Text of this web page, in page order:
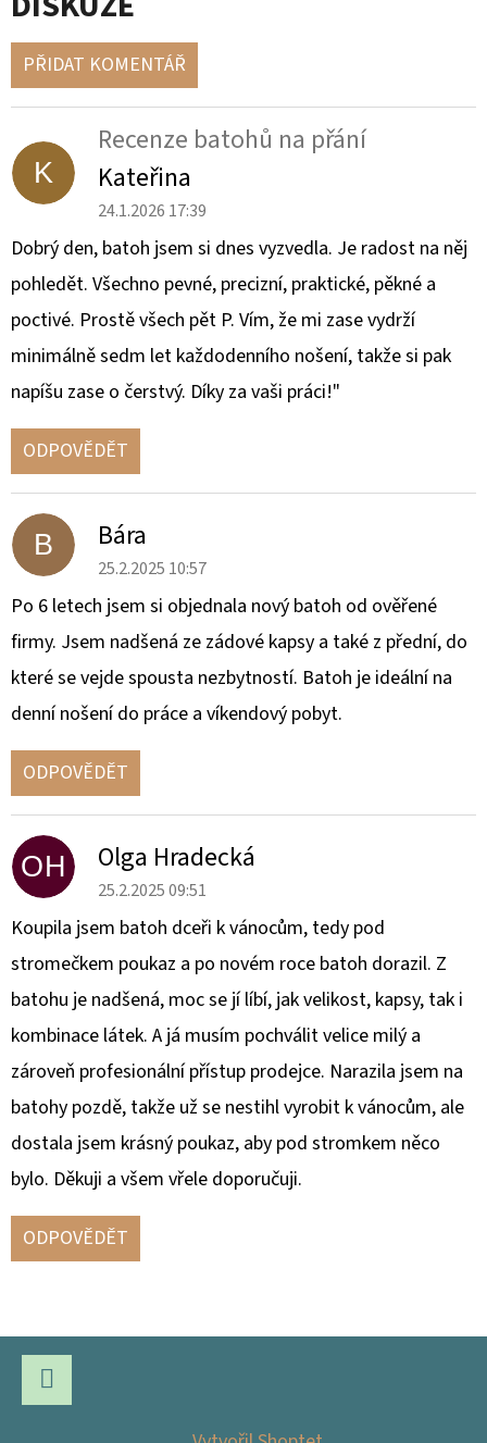
PŘIDAT KOMENTÁŘ
V
P
I
D
S
K
U
Z
Í
K
Recenze batohů na přání
Kateřina
24.1.2026 17:39
Dobrý den, batoh jsem si dnes vyzvedla. Je radost na něj
pohledět. Všechno pevné, precizní, praktické, pěkné a
poctivé. Prostě všech pět P. Vím, že mi zase vydrží
minimálně sedm let každodenního nošení, takže si pak
napíšu zase o čerstvý. Díky za vaši práci!"
ODPOVĚDĚT
B Bára
25.2.2025 10:57
Po 6 letech jsem si objednala nový batoh od ověřené
firmy. Jsem nadšená ze zádové kapsy a také z přední, do
které se vejde spousta nezbytností. Batoh je ideální na
denní nošení do práce a víkendový pobyt.
ODPOVĚDĚT
OH Olga Hradecká
25.2.2025 09:51
Koupila jsem batoh dceři k vánocům, tedy pod
stromečkem poukaz a po novém roce batoh dorazil. Z
batohu je nadšená, moc se jí líbí, jak velikost, kapsy, tak i
kombinace látek. A já musím pochválit velice milý a
zároveň profesionální přístup prodejce. Narazila jsem na
batohy pozdě, takže už se nestihl vyrobit k vánocům, ale
dostala jsem krásný poukaz, aby pod stromkem něco
bylo. Děkuji a všem vřele doporučuji.
ODPOVĚDĚT